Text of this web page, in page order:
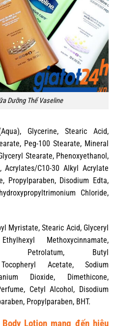
Dưỡng Thể Vaseline
Glycerine, Stearic Acid,
Peg-100 Stearate, Mineral
Stearate, Phenoxyethanol,
Acrylates/C10-30 Alkyl Acrylate
Propylparaben, Disodium Edta,
Chloride,
Myristate, Stearic Acid, Glyceryl
Methoxycinnamate,
Petrolatum, Butyl
Tocopheryl Acetate, Sodium
Dioxide, Dimethicone,
Cetyl Alcohol, Disodium
Propylparaben, BHT.
Lotion mang đến hiệu